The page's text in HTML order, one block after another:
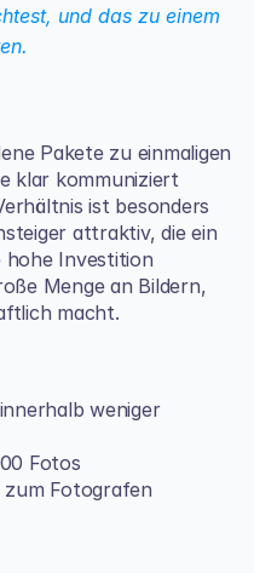
und das zu einem
Pakete zu einmaligen
klar kommuniziert
ist besonders
attraktiv, die ein
hohe Investition
Menge an Bildern,
macht.
weniger
Fotos
Fotografen